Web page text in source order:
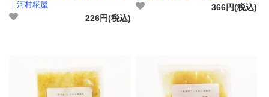
｜河村糀屋
226円(税込)
366円(税込)